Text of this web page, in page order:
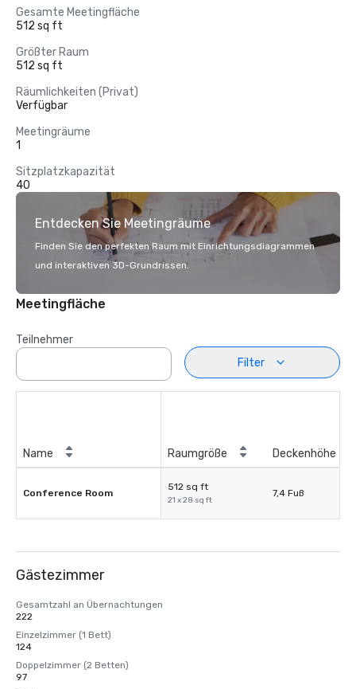
Gesamte Meetingfläche
512 sq ft
Größter Raum
512 sq ft
Räumlichkeiten (Privat)
Verfügbar
Meetingräume
1
Sitzplatzkapazität
40
Entdecken Sie Meetingräume
Finden Sie den perfekten Raum mit Einrichtungsdiagrammen
und interaktiven 3D-Grundrissen.
Meetingfläche
Teilnehmer
Filter
Name Raumgröße Deckenhöhe
Conference Room
512 sq ft
21 x 28 sq ft
7,4 Fuß
Gästezimmer
Gesamtzahl an Übernachtungen
222
Einzelzimmer (1 Bett)
124
Doppelzimmer (2 Betten)
97